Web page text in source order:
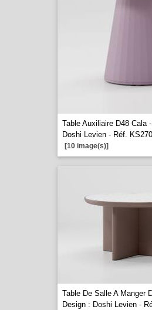
Table Auxiliaire D48 Cala -
Doshi Levien - Réf.
[10 image(s)]
Table De Salle A Manger
Design : Doshi Levien -